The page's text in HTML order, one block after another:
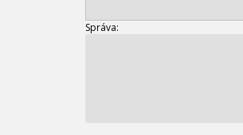
Správa: